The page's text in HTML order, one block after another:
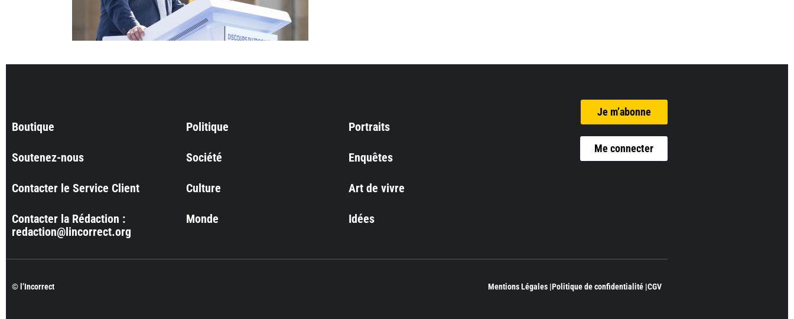
Boutique
Soutenez-nous
Contacter le Service Client
Contacter la Rédaction :
redaction@lincorrect.org
Politique
Société
Culture
Monde
Portraits
Enquêtes
Art de vivre
Idées
Je m’abonne
Me connecter
© l’Incorrect Mentions Légales |Politique de confidentialité |CGV